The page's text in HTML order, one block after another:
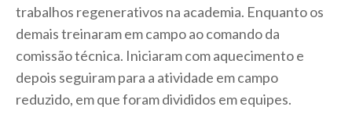
trabalhos regenerativos na academia. Enquanto os
demais treinaram em campo ao comando da
comissão técnica. Iniciaram com aquecimento e
depois seguiram para a atividade em campo
reduzido, em que foram divididos em equipes.